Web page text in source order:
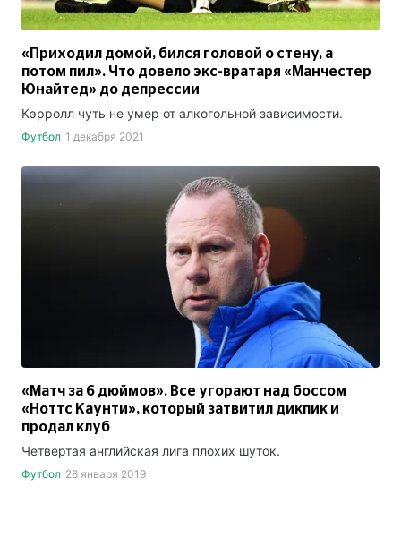
«Приходил домой, бился головой о стену, а
потом пил». Что довело экс-вратаря «Манчестер
Юнайтед» до депрессии
Кэрролл чуть не умер от алкогольной зависимости.
Футбол 1 декабря 2021
«Матч за 6 дюймов». Все угорают над боссом
«Ноттс Каунти», который затвитил дикпик и
продал клуб
Четвертая английская лига плохих шуток.
Футбол 28 января 2019